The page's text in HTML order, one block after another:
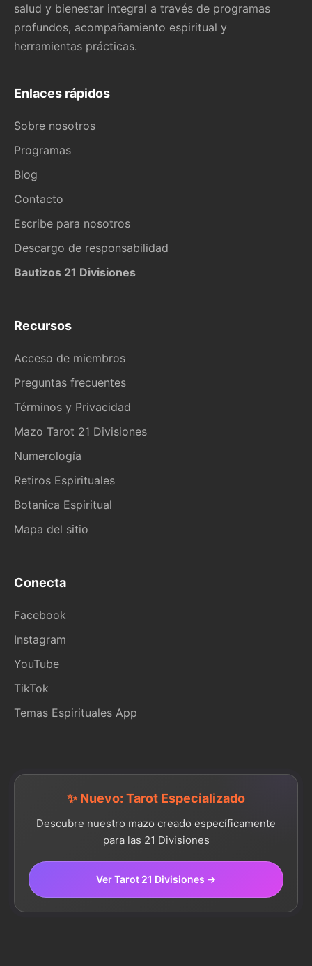
salud y bienestar integral a través de programas
profundos, acompañamiento espiritual y
herramientas prácticas.
Enlaces rápidos
Sobre nosotros
Programas
Blog
Contacto
Escribe para nosotros
Descargo de responsabilidad
Bautizos 21 Divisiones
Recursos
Acceso de miembros
Preguntas frecuentes
Términos y Privacidad
Mazo Tarot 21 Divisiones
Numerología
Retiros Espirituales
Botanica Espiritual
Mapa del sitio
Conecta
Facebook
Instagram
YouTube
TikTok
Temas Espirituales App
✨ Nuevo: Tarot Especializado
Descubre nuestro mazo creado específicamente
para las 21 Divisiones
Ver Tarot 21 Divisiones →